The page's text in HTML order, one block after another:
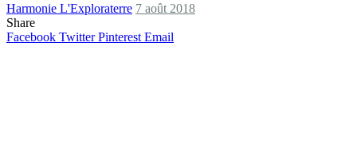
Harmonie L'Exploraterre 7 août 2018
Share
Facebook Twitter Pinterest Email